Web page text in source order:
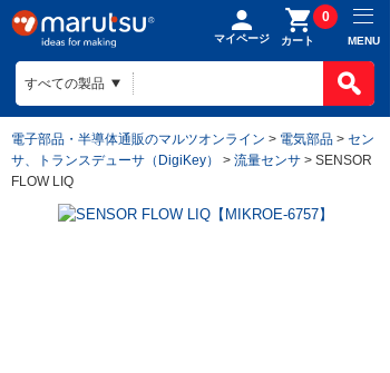
マイページ カート
0
MENU
電子部品・半導体通販のマルツオンライン > 電気部品 > セン
サ、トランスデューサ（DigiKey）
> 流量センサ > SENSOR
FLOW LIQ